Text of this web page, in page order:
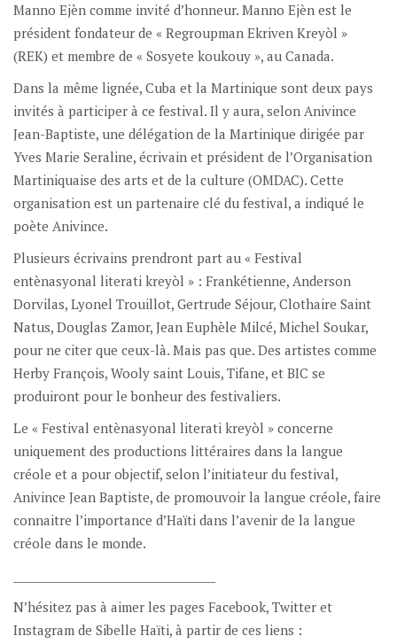
Manno Ejèn comme invité d’honneur. Manno Ejèn est le
président fondateur de « Regroupman Ekriven Kreyòl »
(REK) et membre de « Sosyete koukouy », au Canada.
Dans la même lignée, Cuba et la Martinique sont deux pays
invités à participer à ce festival. Il y aura, selon Anivince
Jean-Baptiste, une délégation de la Martinique dirigée par
Yves Marie Seraline, écrivain et président de l’Organisation
Martiniquaise des arts et de la culture (OMDAC). Cette
organisation est un partenaire clé du festival, a indiqué le
poète Anivince.
Plusieurs écrivains prendront part au « Festival
entènasyonal literati kreyòl » : Frankétienne, Anderson
Dorvilas, Lyonel Trouillot, Gertrude Séjour, Clothaire Saint
Natus, Douglas Zamor, Jean Euphèle Milcé, Michel Soukar,
pour ne citer que ceux-là. Mais pas que. Des artistes comme
Herby François, Wooly saint Louis, Tifane, et BIC se
produiront pour le bonheur des festivaliers.
Le « Festival entènasyonal literati kreyòl » concerne
uniquement des productions littéraires dans la langue
créole et a pour objectif, selon l’initiateur du festival,
Anivince Jean Baptiste, de promouvoir la langue créole, faire
connaitre l’importance d’Haïti dans l’avenir de la langue
créole dans le monde.
N’hésitez pas à aimer les pages Facebook, Twitter et
Instagram de Sibelle Haïti, à partir de ces liens :